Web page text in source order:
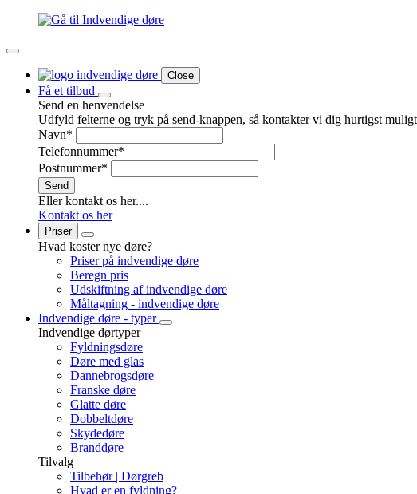
Close
Få et tilbud
Send en henvendelse
Udfyld felterne og tryk på send-knappen, så kontakter vi dig hurtigst muligt
Navn*
Telefonnummer*
Postnummer*
Send
Eller kontakt os her....
Kontakt os her
Priser
Hvad koster nye døre?
Priser på indvendige døre
Beregn pris
Udskiftning af indvendige døre
Måltagning - indvendige døre
Indvendige døre - typer
Indvendige dørtyper
Fyldningsdøre
Døre med glas
Dannebrogsdøre
Franske døre
Glatte døre
Dobbeltdøre
Skydedøre
Branddøre
Tilvalg
Tilbehør | Dørgreb
Hvad er en fyldning?